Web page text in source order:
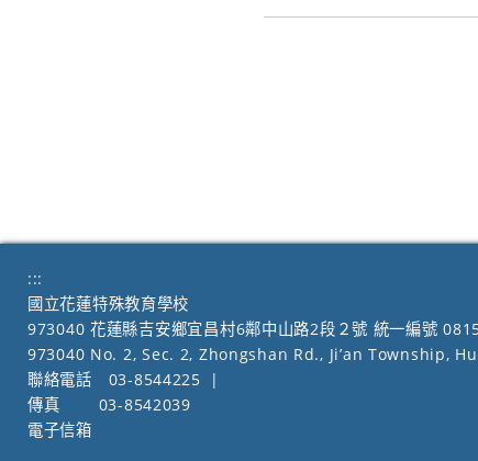
:::
國立花蓮特殊教育學校
973040 花蓮縣吉安鄉宜昌村6鄰中山路2段２號 統一編號
973040 No. 2, Sec. 2, Zhongshan Rd., Ji’an Township,
聯絡電話
03-8544225
|
傳真
03-8542039
電子信箱